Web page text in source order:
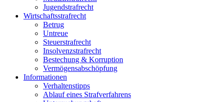
Jugendstrafrecht
Wirtschaftsstrafrecht
Betrug
Untreue
Steuerstrafrecht
Insolvenzstrafrecht
Bestechung & Korruption
Vermögensabschöpfung
Informationen
Verhaltenstipps
Ablauf eines Strafverfahrens